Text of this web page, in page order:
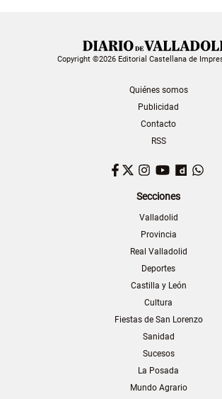
Copyright ©2026 Editorial Castellana de
Quiénes somos
Publicidad
Contacto
RSS
Facebook
TwitterInstagram
YouTube
Secciones
Valladolid
Provincia
Real Valladolid
Deportes
Castilla y León
Cultura
Fiestas de San Lorenzo
Sanidad
Sucesos
La Posada
Mundo Agrario